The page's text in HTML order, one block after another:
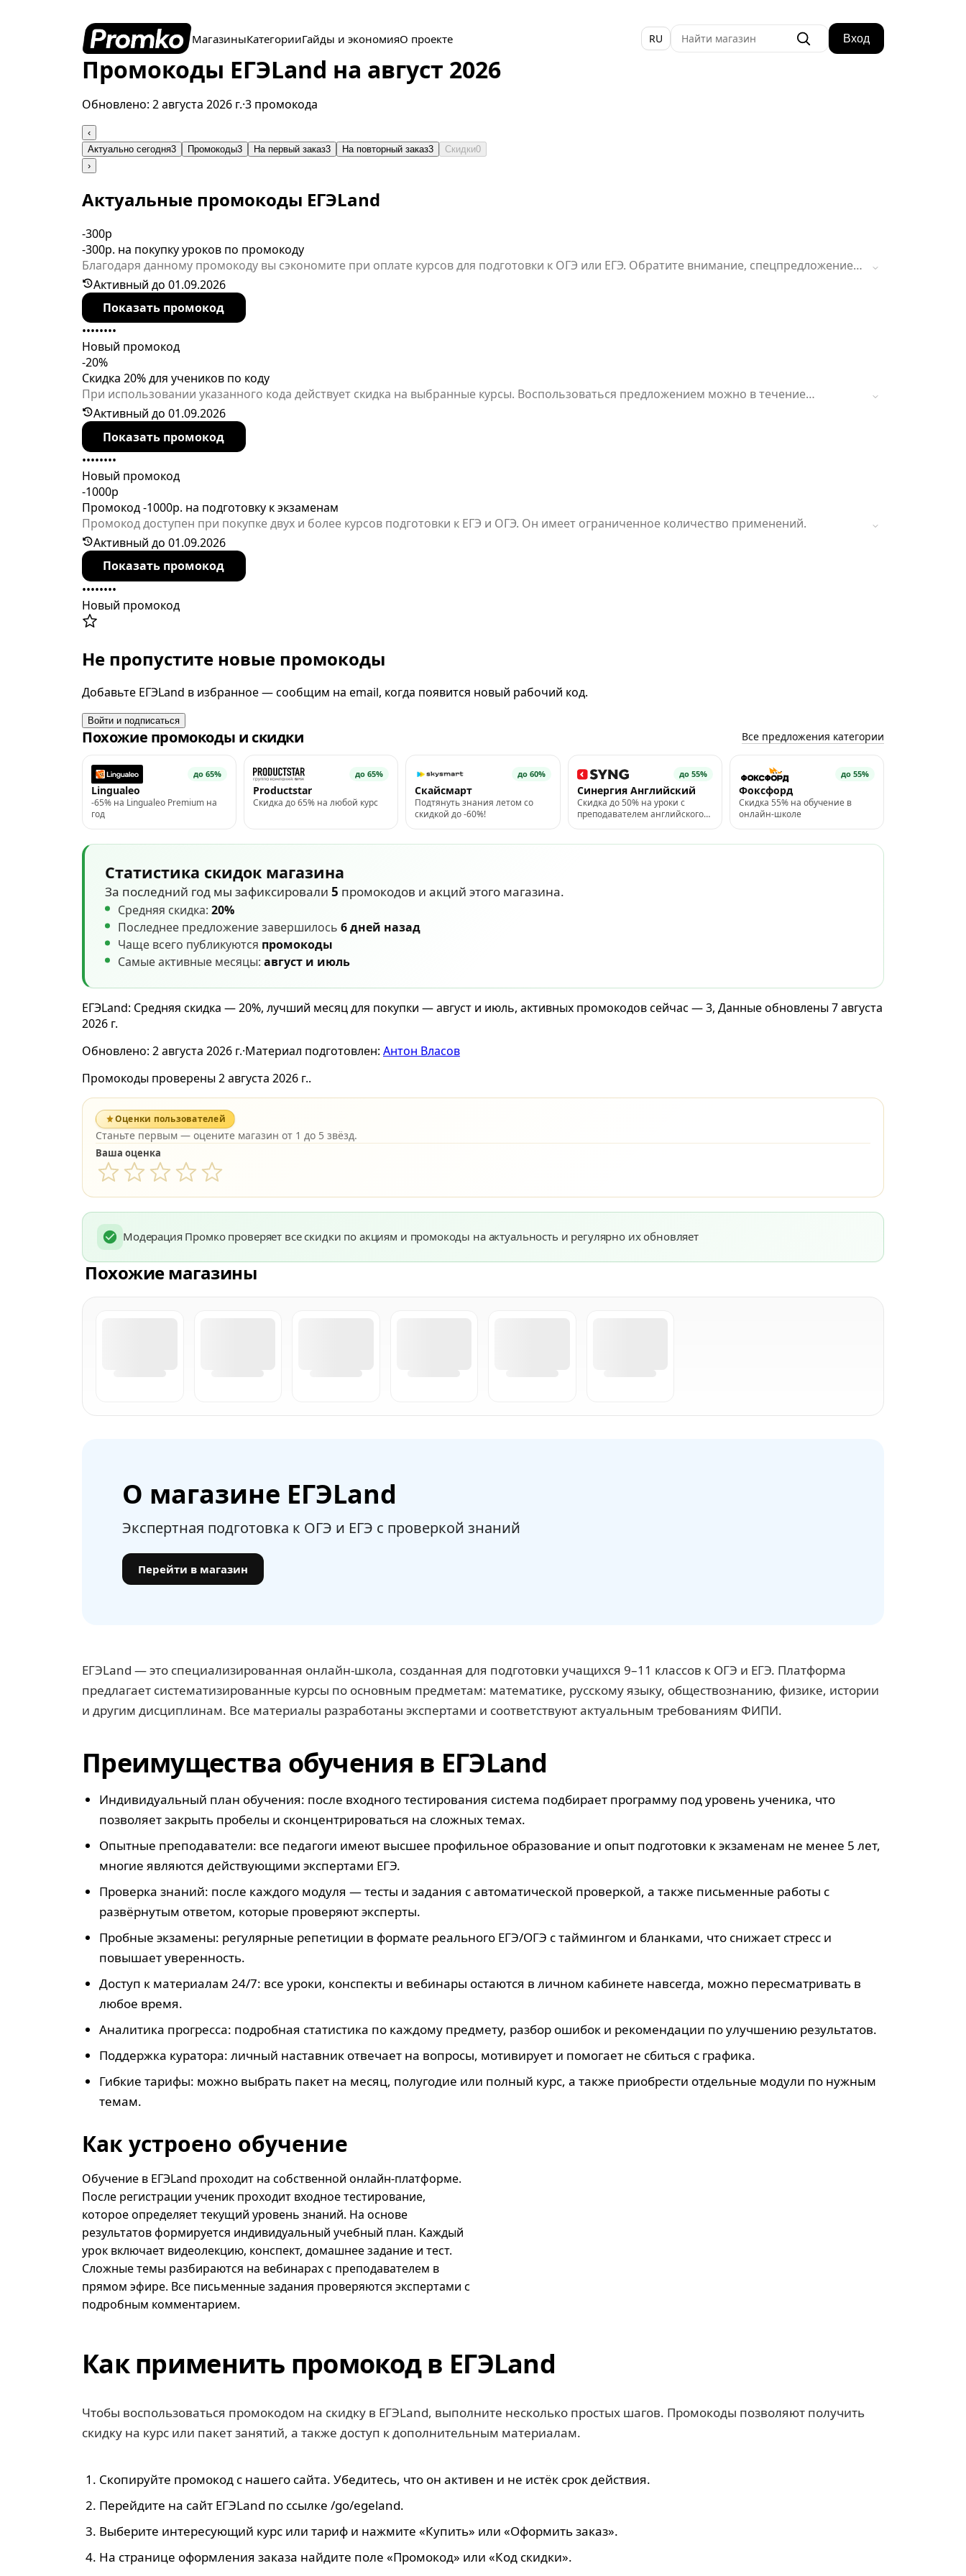
МагазиныКатегорииГайды и экономияО проекте RU Вход
Промокоды ЕГЭLand на август 2026
Обновлено: 2 августа 2026 г.·3 промокода
‹
Актуально сегодня3 Промокоды3 На первый заказ3 На повторный заказ3 Скидки0
›
Актуальные промокоды ЕГЭLand
-300р
-300р. на покупку уроков по промокоду
Благодаря данному промокоду вы сэкономите при оплате курсов для подготовки к ОГЭ или ЕГЭ. Обратите внимание, спецпредложение
ограничено.
Активный до 01.09.2026
Показать промокод
••••••••
Новый промокод
-20%
Скидка 20% для учеников по коду
При использовании указанного кода действует скидка на выбранные курсы. Воспользоваться предложением можно в течение
ограниченного срока.
Активный до 01.09.2026
Показать промокод
••••••••
Новый промокод
-1000р
Промокод -1000р. на подготовку к экзаменам
Промокод доступен при покупке двух и более курсов подготовки к ЕГЭ и ОГЭ. Он имеет ограниченное количество применений.
Активный до 01.09.2026
Показать промокод
••••••••
Новый промокод
Не пропустите новые промокоды
Добавьте ЕГЭLand в избранное — сообщим на email, когда появится новый рабочий код.
Войти и подписаться
Похожие промокоды и скидки Все предложения категории
до 65%
Lingualeo
-65% на Lingualeo Premium на
год
до 65%
Productstar
Скидка до 65% на любой курс
до 60%
Скайсмарт
Подтянуть знания летом со
скидкой до -60%!
до 55%
Синергия Английский
Скидка до 50% на уроки с
преподавателем английского
до 55%
Фоксфорд
Скидка 55% на обучение в
онлайн-школе
Статистика скидок магазина
За последний год мы зафиксировали 5 промокодов и акций этого магазина.
Средняя скидка: 20%
Последнее предложение завершилось 6 дней назад
Чаще всего публикуются промокоды
Самые активные месяцы: август и июль
ЕГЭLand: Средняя скидка — 20%, лучший месяц для покупки — август и июль, активных промокодов сейчас — 3, Данные обновлены 7 августа
2026 г.
Обновлено: 2 августа 2026 г.·Материал подготовлен: Антон Власов
Промокоды проверены 2 августа 2026 г..
Оценки пользователей
Станьте первым — оцените магазин от 1 до 5 звёзд.
Ваша оценка
Модерация Промко проверяет все скидки по акциям и промокоды на актуальность и регулярно их обновляет
Похожие магазины
О магазине ЕГЭLand
Экспертная подготовка к ОГЭ и ЕГЭ с проверкой знаний
Перейти в магазин
ЕГЭLand — это специализированная онлайн-школа, созданная для подготовки учащихся 9–11 классов к ОГЭ и ЕГЭ. Платформа
предлагает систематизированные курсы по основным предметам: математике, русскому языку, обществознанию, физике, истории
и другим дисциплинам. Все материалы разработаны экспертами и соответствуют актуальным требованиям ФИПИ.
Преимущества обучения в ЕГЭLand
Индивидуальный план обучения: после входного тестирования система подбирает программу под уровень ученика, что
позволяет закрыть пробелы и сконцентрироваться на сложных темах.
Опытные преподаватели: все педагоги имеют высшее профильное образование и опыт подготовки к экзаменам не менее 5 лет,
многие являются действующими экспертами ЕГЭ.
Проверка знаний: после каждого модуля — тесты и задания с автоматической проверкой, а также письменные работы с
развёрнутым ответом, которые проверяют эксперты.
Пробные экзамены: регулярные репетиции в формате реального ЕГЭ/ОГЭ с таймингом и бланками, что снижает стресс и
повышает уверенность.
Доступ к материалам 24/7: все уроки, конспекты и вебинары остаются в личном кабинете навсегда, можно пересматривать в
любое время.
Аналитика прогресса: подробная статистика по каждому предмету, разбор ошибок и рекомендации по улучшению результатов.
Поддержка куратора: личный наставник отвечает на вопросы, мотивирует и помогает не сбиться с графика.
Гибкие тарифы: можно выбрать пакет на месяц, полугодие или полный курс, а также приобрести отдельные модули по нужным
темам.
Как устроено обучение
Обучение в ЕГЭLand проходит на собственной онлайн-платформе.
После регистрации ученик проходит входное тестирование,
которое определяет текущий уровень знаний. На основе
результатов формируется индивидуальный учебный план. Каждый
урок включает видеолекцию, конспект, домашнее задание и тест.
Сложные темы разбираются на вебинарах с преподавателем в
прямом эфире. Все письменные задания проверяются экспертами с
подробным комментарием.
Как применить промокод в ЕГЭLand
Чтобы воспользоваться промокодом на скидку в ЕГЭLand, выполните несколько простых шагов. Промокоды позволяют получить
скидку на курс или пакет занятий, а также доступ к дополнительным материалам.
Скопируйте промокод с нашего сайта. Убедитесь, что он активен и не истёк срок действия.
Перейдите на сайт ЕГЭLand по ссылке /go/egeland.
Выберите интересующий курс или тариф и нажмите «Купить» или «Оформить заказ».
На странице оформления заказа найдите поле «Промокод» или «Код скидки».